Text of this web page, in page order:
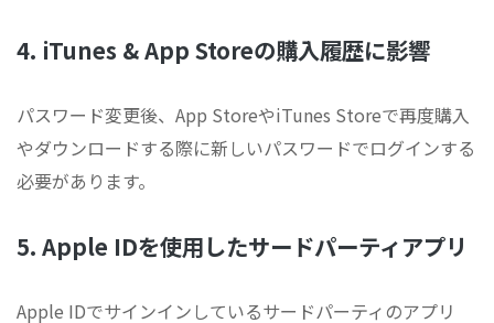
4. iTunes & App Storeの購入履歴に影響
パスワード変更後、App StoreやiTunes Storeで再度購入
やダウンロードする際に新しいパスワードでログインする
必要があります。
5. Apple IDを使用したサードパーティアプリ
Apple IDでサインインしているサードパーティのアプリ